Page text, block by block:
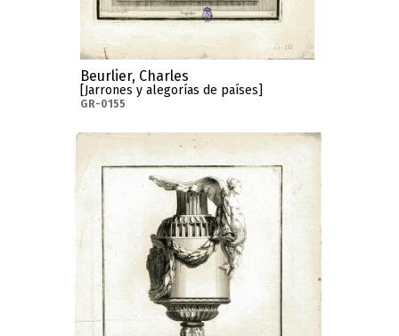
Beurlier, Charles
[Jarrones y alegorías de países]
GR-0155